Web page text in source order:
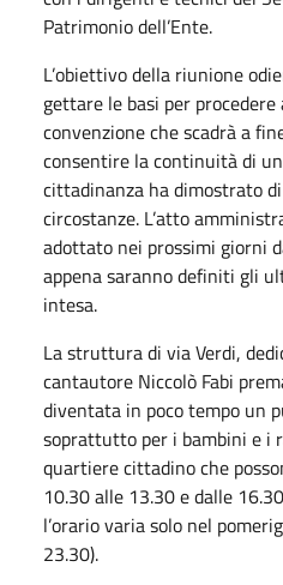
Patrimonio dell’Ente.
L’obiettivo della riunione
gettare le basi per
convenzione che scadrà a
consentire la continuità di
cittadinanza ha dimostrato
circostanze. L’atto
adottato nei prossimi giorni
appena saranno definiti gli
intesa.
La struttura di via Verdi,
cantautore Niccolò Fabi
diventata in poco tempo un
soprattutto per i bambini e i
quartiere cittadino che
10.30 alle 13.30 e dalle
l’orario varia solo nel
23.30).